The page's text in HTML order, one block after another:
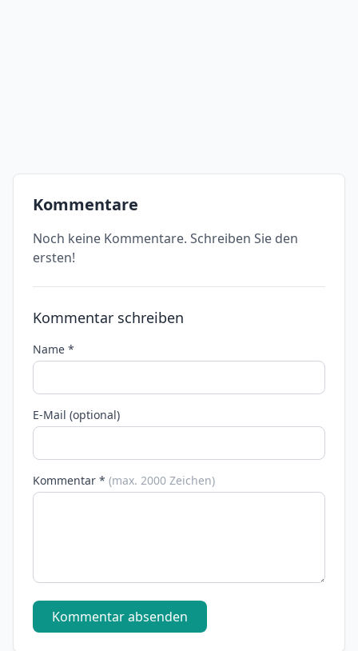
Kommentare
Noch keine Kommentare. Schreiben Sie den
ersten!
Kommentar schreiben
Name *
E-Mail (optional)
Kommentar * (max. 2000 Zeichen)
Kommentar absenden